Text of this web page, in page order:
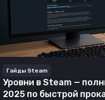
Гайды Steam
Уровни в Steam —
2025 по быстрой